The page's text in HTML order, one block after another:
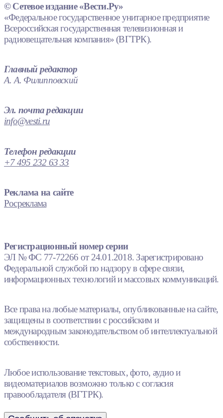
© Сетевое издание «Вести.Ру»
«Федеральное государственное унитарное предприятие
Всероссийская государственная телевизионная и
радиовещательная компания» (ВГТРК).
Главный редактор
А. А. Филипповский
Эл. почта редакции
info@vesti.ru
Телефон редакции
+7 495 232 63 33
Реклама на сайте
Росреклама
Регистрационный номер серии
ЭЛ № ФС 77-72266 от 24.01.2018. Зарегистрировано
Федеральной службой по надзору в сфере связи,
информационных технологий и массовых коммуникаций.
Все права на любые материалы, опубликованные на сайте,
защищены в соответствии с российским и
международным законодательством об интеллектуальной
собственности.
Любое использование текстовых, фото, аудио и
видеоматериалов возможно только с согласия
правообладателя (ВГТРК).